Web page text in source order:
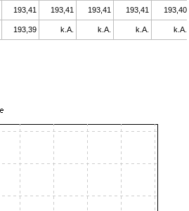
193,41 193,41 193,41 193,41 193,40
193,39 k.A. k.A. k.A. k.A.